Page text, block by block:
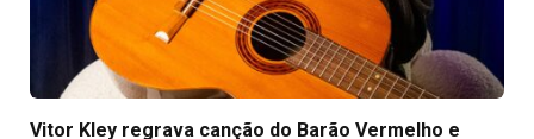
Vitor Kley regrava canção do Barão Vermelho e